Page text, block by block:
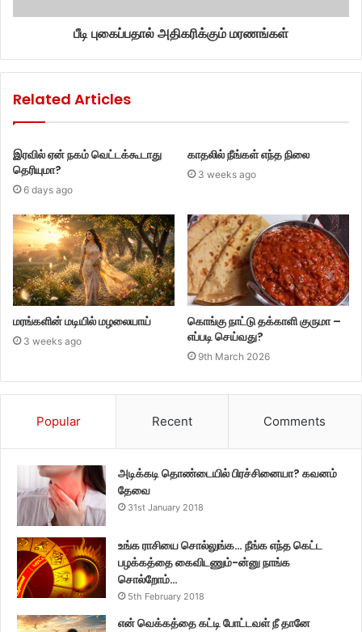
பீடி புகைப்பதால் அதிகரிக்கும் மரணங்கள்
Related Articles
இரவில் ஏன் நகம் வெட்டக்கூடாது
தெரியுமா?
6 days ago
காதலில் நீங்கள் எந்த நிலை
3 weeks ago
மரங்களின் மடியில் மழலையாய்
3 weeks ago
கொங்கு நாட்டு தக்காளி குருமா –
எப்படி செய்வது?
9th March 2026
Popular Recent Comments
அடிக்கடி தொண்டையில் பிரச்சினையா? கவனம்
தேவை
31st January 2018
உங்க ராசியை சொல்லுங்க… நீங்க எந்த கெட்ட
பழக்கத்தை கைவிடணும்-ன்னு நாங்க
சொல்றோம்…
5th February 2018
என் வெக்கத்தை கட்டி போட்டவள் நீ தானே